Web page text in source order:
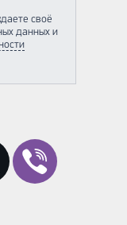
своё
данных и